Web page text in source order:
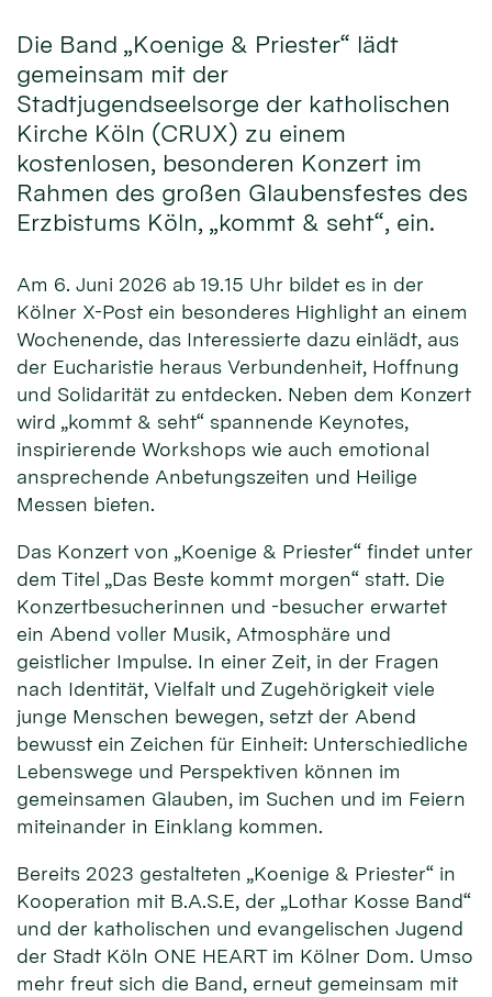
Die Band „Koenige & Priester“ lädt
gemeinsam mit der
Stadtjugendseelsorge der katholischen
Kirche Köln (CRUX) zu einem
kostenlosen, besonderen Konzert im
Rahmen des großen Glaubensfestes des
Erzbistums Köln, „kommt & seht“, ein.
Am 6. Juni 2026 ab 19.15 Uhr bildet es in der
Kölner X-Post ein besonderes Highlight an einem
Wochenende, das Interessierte dazu einlädt, aus
der Eucharistie heraus Verbundenheit, Hoffnung
und Solidarität zu entdecken. Neben dem Konzert
wird „kommt & seht“ spannende Keynotes,
inspirierende Workshops wie auch emotional
ansprechende Anbetungszeiten und Heilige
Messen bieten.
Das Konzert von „Koenige & Priester“ findet unter
dem Titel „Das Beste kommt morgen“ statt. Die
Konzertbesucherinnen und -besucher erwartet
ein Abend voller Musik, Atmosphäre und
geistlicher Impulse. In einer Zeit, in der Fragen
nach Identität, Vielfalt und Zugehörigkeit viele
junge Menschen bewegen, setzt der Abend
bewusst ein Zeichen für Einheit: Unterschiedliche
Lebenswege und Perspektiven können im
gemeinsamen Glauben, im Suchen und im Feiern
miteinander in Einklang kommen.
Bereits 2023 gestalteten „Koenige & Priester“ in
Kooperation mit B.A.S.E, der „Lothar Kosse Band“
und der katholischen und evangelischen Jugend
der Stadt Köln ONE HEART im Kölner Dom. Umso
mehr freut sich die Band, erneut gemeinsam mit